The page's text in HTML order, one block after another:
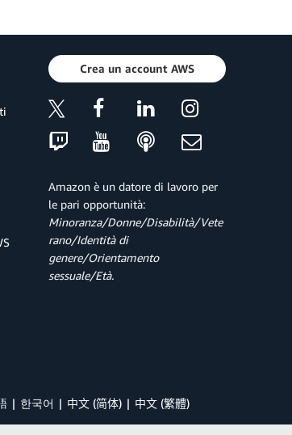
Crea un account AWS
Amazon è un datore di lavoro per
le pari opportunità:
Minoranza/Donne/Disabilità/Vete
rano/Identità di
genere/Orientamento
sessuale/Età.
한국어 中文 (简体) 中文 (繁體)